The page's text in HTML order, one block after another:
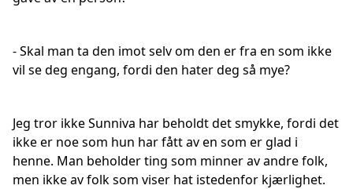
- Skal man ta den imot selv om den er fra en som ikke
vil se deg engang, fordi den hater deg så mye?
Jeg tror ikke Sunniva har beholdt det smykke, fordi det
ikke er noe som hun har fått av en som er glad i
henne. Man beholder ting som minner av andre folk,
men ikke av folk som viser hat istedenfor kjærlighet.